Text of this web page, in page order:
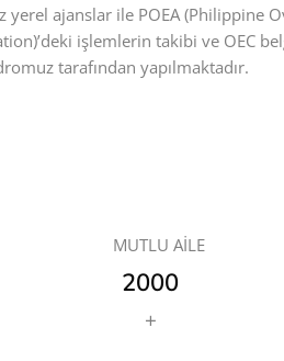
yerel ajanslar ile POEA (Philippine
işlemlerin takibi ve OEC
tarafından yapılmaktadır.
MUTLU AILE
+
2000